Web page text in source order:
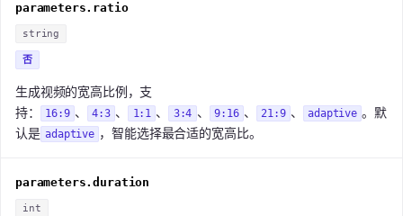
parameters.ratio
string
否
生成视频的宽高比例，支
持：
16:9 、 4:3 、 1:1 、 3:4 、 9:16 、 21:9 、 adaptive 。默
认是 adaptive ，智能选择最合适的宽高比。
parameters.duration
int